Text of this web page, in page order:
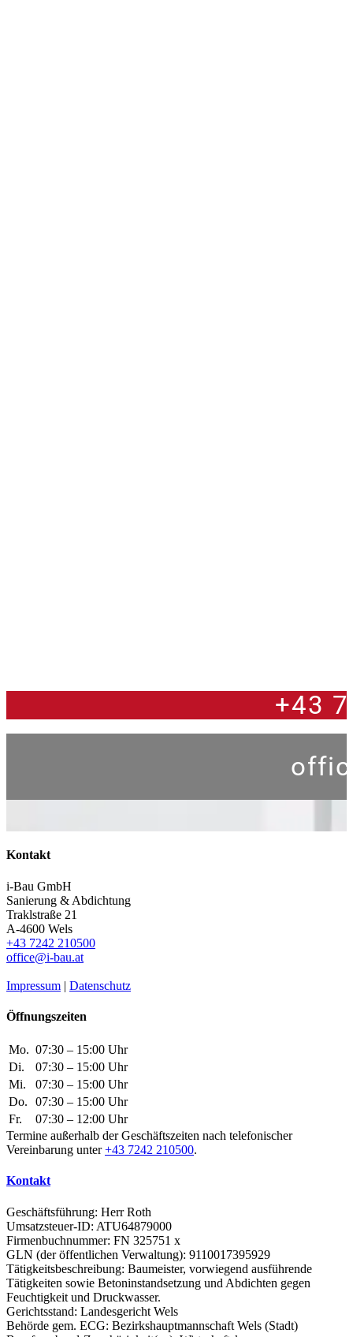
+43
Kontakt
i-Bau GmbH
Sanierung & Abdichtung
Traklstraße 21
A-4600 Wels
+43 7242 210500
office@i-bau.at
Impressum | Datenschutz
Öffnungszeiten
Mo. 07:30 – 15:00 Uhr
Di.
07:30 – 15:00 Uhr
Mi.
07:30 – 15:00 Uhr
Do.
07:30 – 15:00 Uhr
Fr.
07:30 – 12:00 Uhr
Termine außerhalb der Geschäftszeiten nach telefonischer
Vereinbarung unter+43 7242 210500.
Kontakt
Geschäftsführung: Herr Roth
Umsatzsteuer-ID: ATU64879000
Firmenbuchnummer: FN 325751 x
GLN (der öffentlichen Verwaltung): 9110017395929
Tätigkeitsbeschreibung: Baumeister, vorwiegend ausführende
Tätigkeiten sowie Betoninstandsetzung und Abdichten gegen
Feuchtigkeit und Druckwasser.
Gerichtsstand: Landesgericht Wels
Behörde gem. ECG: Bezirkshauptmannschaft Wels (Stadt)